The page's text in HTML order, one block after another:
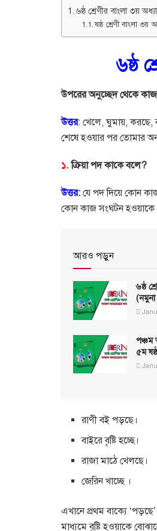
৬ষ্ঠ শ্রেণীর বাংলা ৩য়
ষষ্ঠ শ্রেণী ­বাংলা
৬ষ্ঠ
উপরের অনুচ্ছেদ থেকে
উত্তর: খেলে, ঘুমায়, করছে,
শেষে হওয়ার পর তোমার
১.ক্রিয়া পদ কাকে বলে?
উত্তর: যে পদ দিয়ে কোন
কোন কাজ সংঘটন হওয়াকে
আরও পড়ুন
৬ষ্ঠ
পঞ্চম
৫ম
রাণী বই পড়ছে।
বাইরে বৃষ্টি হচ্ছে।
রাজা মাঠে খেলছে।
জেরিন খাচ্ছে ।
এখানে প্রথম বাক্যে
মাধ্যমে বৃষ্টি হওয়াকে